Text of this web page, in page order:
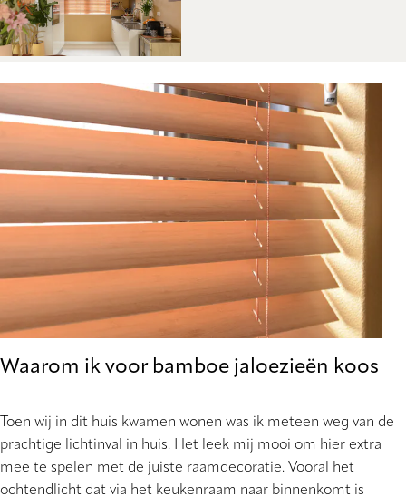
Waarom ik voor bamboe jaloezieën koos
Toen wij in dit huis kwamen wonen was ik meteen weg van de
prachtige lichtinval in huis. Het leek mij mooi om hier extra
mee te spelen met de juiste raamdecoratie. Vooral het
ochtendlicht dat via het keukenraam naar binnenkomt is